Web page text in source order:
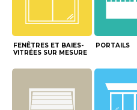
FENÊTRES ET BAIES-
VITRÉES SUR MESURE
PORTAILS